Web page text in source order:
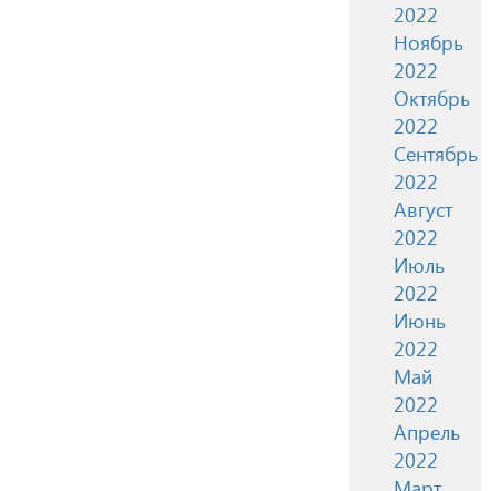
2022
Ноябрь
2022
Октябрь
2022
Сентябрь
2022
Август
2022
Июль
2022
Июнь
2022
Май
2022
Апрель
2022